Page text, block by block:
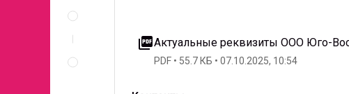
picture_as_pdfАктуальные реквизиты ООО Юго-
PDF 55.7 КБ 07.10.2025, 10:54